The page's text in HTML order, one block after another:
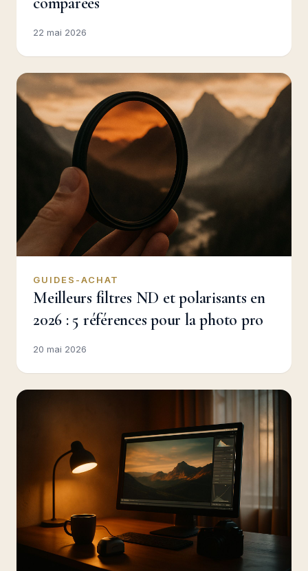
22 mai 2026
GUIDES-ACHAT
Meilleurs filtres ND et polarisants en
2026 : 5 références pour la photo pro
20 mai 2026